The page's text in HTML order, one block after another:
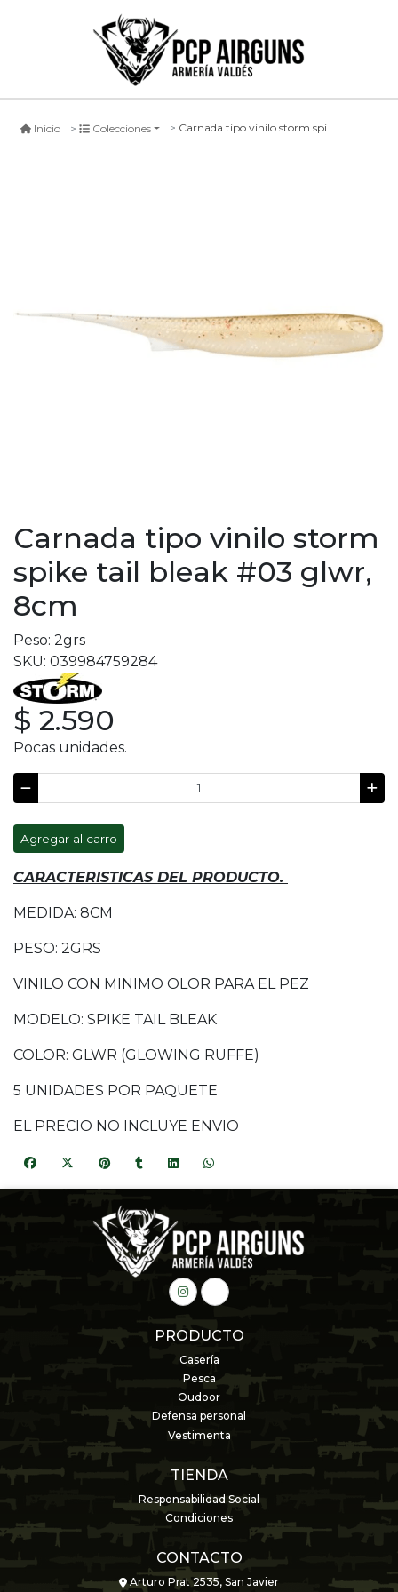
Inicio Colecciones Carnada tipo vinilo storm spike tail bleak #03 glwr, 8cm
Carnada tipo vinilo storm
spike tail bleak #03 glwr,
8cm
Peso: 2grs
SKU: 039984759284
$ 2.590
Pocas unidades.
Agregar al carro
CARACTERISTICAS DEL PRODUCTO.
MEDIDA: 8CM
PESO: 2GRS
VINILO CON MINIMO OLOR PARA EL PEZ
MODELO: SPIKE TAIL BLEAK
COLOR: GLWR (GLOWING RUFFE)
5 UNIDADES POR PAQUETE
EL PRECIO NO INCLUYE ENVIO
PRODUCTO
Casería
Pesca
Oudoor
Defensa personal
Vestimenta
TIENDA
Responsabilidad Social
Condiciones
CONTACTO
Arturo Prat 2535, San Javier